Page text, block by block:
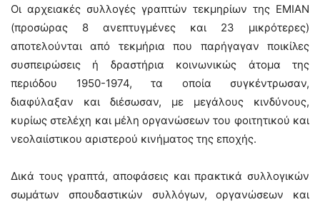
Οι αρχειακές συλλογές γραπτών τεκμηρίων της ΕΜΙΑΝ
(προσώρας 8 ανεπτυγμένες και 23 μικρότερες)
αποτελούνται από τεκμήρια που παρήγαγαν ποικίλες
συσπειρώσεις ή δραστήρια κοινωνικώς άτομα της
περιόδου 1950-1974, τα οποία συγκέντρωσαν,
διαφύλαξαν και διέσωσαν, με μεγάλους κινδύνους,
κυρίως στελέχη και μέλη οργανώσεων του φοιτητικού και
νεολαιίστικου αριστερού κινήματος της εποχής.
Δικά τους γραπτά, αποφάσεις και πρακτικά συλλογικών
σωμάτων σπουδαστικών συλλόγων, οργανώσεων και